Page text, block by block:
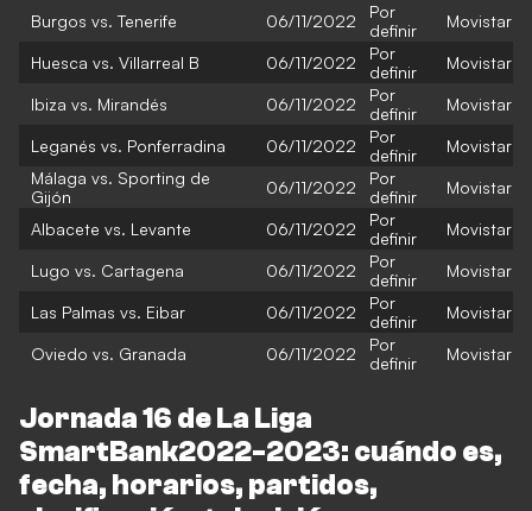
Burgos vs. Tenerife 06/11/2022
Por
definir
Movistar
Huesca vs. Villarreal B 06/11/2022
Por
definir
Movistar
Ibiza vs. Mirandés 06/11/2022
Por
definir
Movistar
Leganés vs. Ponferradina 06/11/2022
Por
definir
Movistar
Málaga vs. Sporting de
Gijón
06/11/2022
Por
definir
Movistar
Albacete vs. Levante 06/11/2022
Por
definir
Movistar
Lugo vs. Cartagena 06/11/2022
Por
definir
Movistar
Las Palmas vs. Eibar 06/11/2022
Por
definir
Movistar
Oviedo vs. Granada 06/11/2022
Por
definir
Movistar
Jornada 16 de La Liga
SmartBank2022-2023: cuándo es,
fecha, horarios, partidos,